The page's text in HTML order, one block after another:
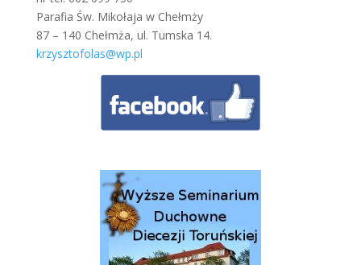
Parafia Św. Mikołaja w Chełmży
87 – 140 Chełmża, ul. Tumska 14.
krzysztofolas@wp.pl